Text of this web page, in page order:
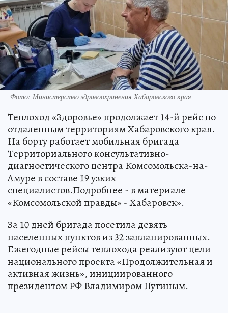
Фото: Министерство здравоохранения Хабаровского края
Теплоход «Здоровье» продолжает 14-й рейс по
отдаленным территориям Хабаровского края.
На борту работает мобильная бригада
Территориального консультативно-
диагностического центра Комсомольска-на-
Амуре в составе 19 узких
специалистов.Подробнее - в материале
«Комсомольской правды» - Хабаровск».
За 10 дней бригада посетила девять
населенных пунктов из 32 запланированных.
Ежегодные рейсы теплохода реализуют цели
национального проекта «Продолжительная и
активная жизнь», инициированного
президентом РФ Владимиром Путиным.